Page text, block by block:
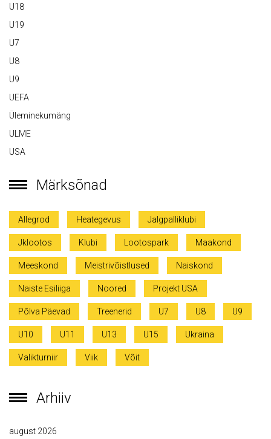
U18
U19
U7
U8
U9
UEFA
Üleminekumäng
ULME
USA
Märksõnad
Allegrod Heategevus Jalgpalliklubi
Jklootos Klubi Lootospark Maakond
Meeskond Meistrivõistlused Naiskond
Naiste Esiliiga Noored Projekt USA
Põlva Päevad Treenerid U7 U8 U9
U10 U11 U13 U15 Ukraina
Valikturniir Viik Võit
Arhiiv
august 2026